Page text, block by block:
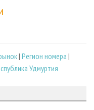
| Регион номера |
Удмуртия